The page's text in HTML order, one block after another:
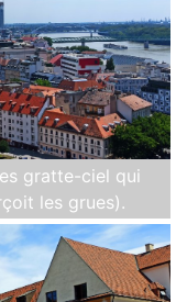
gratte-ciel qui
les grues).